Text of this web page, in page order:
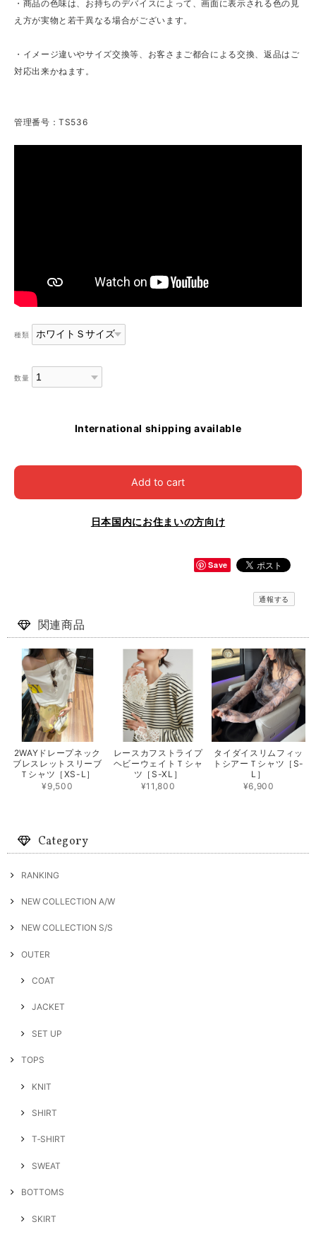
・商品の色味は、お持ちのデバイスによって、画面に表示される色の見
え方が実物と若干異なる場合がございます。
・イメージ違いやサイズ交換等、お客さまご都合による交換、返品はご
対応出来かねます。
管理番号：TS536
種類
数量
International shipping available
Add to cart
日本国内にお住まいの方向け
Save
通報する
関連商品
2WAYドレープネック
ブレスレットスリーブ
Ｔシャツ［XS-L］
¥9,500
レースカフストライプ
ヘビーウェイトＴシャ
ツ［S-XL］
¥11,800
タイダイスリムフィッ
トシアーＴシャツ［S-
L］
¥6,900
Category
RANKING
NEW COLLECTION A/W
NEW COLLECTION S/S
OUTER
COAT
JACKET
SET UP
TOPS
KNIT
SHIRT
T‐SHIRT
SWEAT
BOTTOMS
SKIRT